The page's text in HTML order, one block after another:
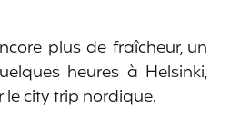
plus de fraîcheur, un
heures à Helsinki,
city trip nordique.